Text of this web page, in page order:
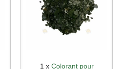
1 x Colorant pour